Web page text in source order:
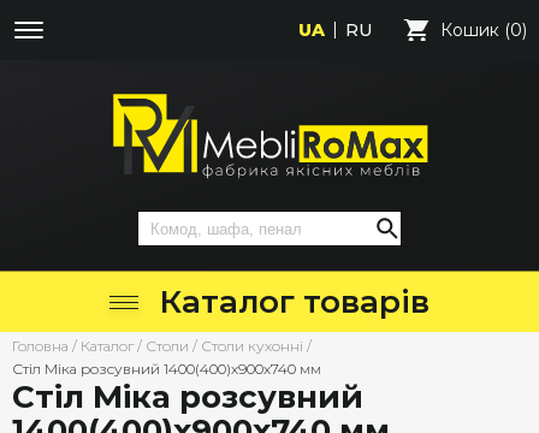
UA RU Кошик (0)
Каталог товарів
Головна / Каталог / Столи / Столи кухонні /
Стіл Міка розсувний 1400(400)х900х740 мм
Стіл Міка розсувний